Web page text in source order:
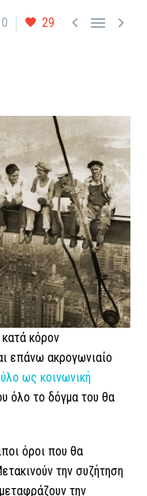
0 29   
κόρον
επάνω ακρογωνιαίο
ως κοινωνική
όλο το δόγμα του θα
όροι που θα
την συζήτηση
την